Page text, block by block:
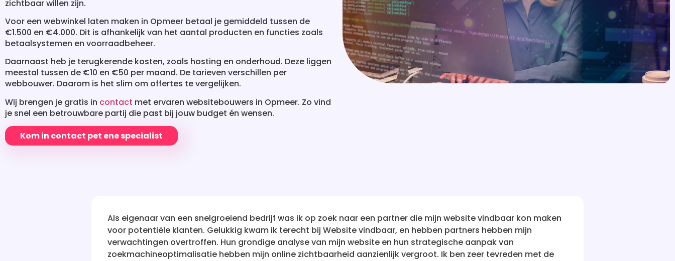
zichtbaar willen zijn.
Voor een webwinkel laten maken in Opmeer betaal je gemiddeld tussen de
€1.500 en €4.000. Dit is afhankelijk van het aantal producten en functies zoals
betaalsystemen en voorraadbeheer.
Daarnaast heb je terugkerende kosten, zoals hosting en onderhoud. Deze liggen
meestal tussen de €10 en €50 per maand. De tarieven verschillen per
webbouwer. Daarom is het slim om offertes te vergelijken.
Wij brengen je gratis in contact met ervaren websitebouwers in Opmeer. Zo vind
je snel een betrouwbare partij die past bij jouw budget én wensen.
Kom in contact pet ene specialist
van een snelgroeiend bedrijf was ik op zoek naar een partner die mijn website vindbaar kon maken
klanten. Gelukkig kwam ik terecht bij Website vindbaar, en hebben partners hebben mijn
overtroffen. Hun grondige analyse van mijn website en hun strategische aanpak van
hebben mijn online zichtbaarheid aanzienlijk vergroot. Ik ben zeer tevreden met de
Na talloze teleurstellingen met andere bedrijven die
aanvankelijk sceptisch. Maar Website vindbaar
resultaatgericht. Mijn site staat nu waar ik altijd
ben erg onder de indruk en zou hun service aan